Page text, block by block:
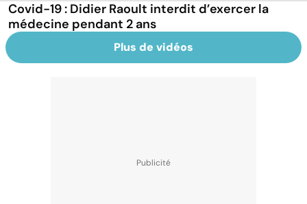
Covid-19 : Didier Raoult interdit d’exercer la
médecine pendant 2 ans
Plus de vidéos